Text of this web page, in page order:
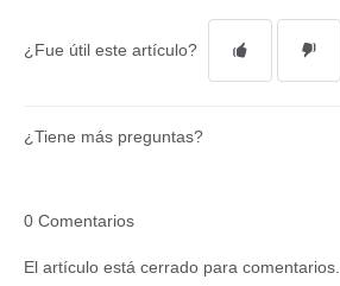
¿Fue útil este artículo?
¿Tiene más preguntas?
0 Comentarios
El artículo está cerrado para comentarios.